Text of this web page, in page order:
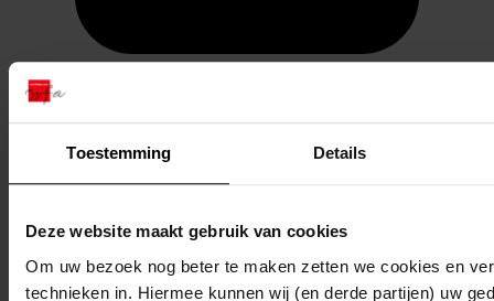
Toestemming Details
Deze website maakt gebruik van cookies
Om uw bezoek nog beter te maken zetten we cookies en
technieken in. Hiermee kunnen wij (en derde partijen) uw
Printen
duurzaam webadres
Inventaris
1843Bouw van een transformatorstation, 28-12-1976